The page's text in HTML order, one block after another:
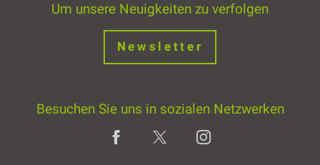
Um unsere Neuigkeiten zu verfolgen
Newsletter
Besuchen Sie uns in sozialen Netzwerken